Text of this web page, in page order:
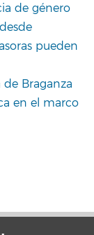
de género
pueden
de Braganza
en el marco